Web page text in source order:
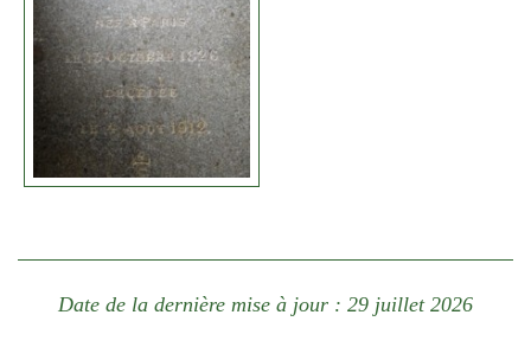
Date de la dernière mise à jour : 29 juillet 2026